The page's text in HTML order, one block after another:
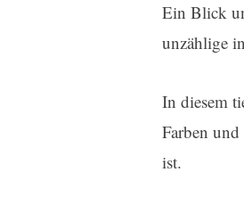
Ein Blick
unzählige
In diesem
Farben
ist.